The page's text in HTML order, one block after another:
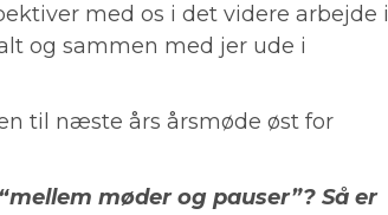
med os i det videre arbejde i
og sammen med jer ude i
til næste års årsmøde øst for
møder og pauser”? Så er